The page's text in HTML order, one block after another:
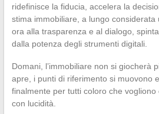
ridefinisce la fiducia, accelera la
stima immobiliare, a lungo considerata
ora alla trasparenza e al dialogo,
dalla potenza degli strumenti digitali.
Domani, l’immobiliare non si giocherà
apre, i punti di riferimento si muovono
finalmente per tutti coloro che
con lucidità.